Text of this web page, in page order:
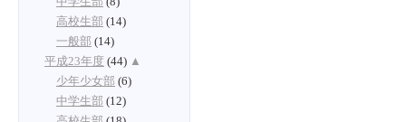
高校生部 (14)
一般部 (14)
平成23年度 (44) ▲
少年少女部 (6)
中学生部 (12)